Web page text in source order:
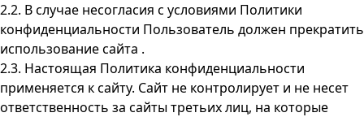
2.2. В случае несогласия с условиями Политики
конфиденциальности Пользователь должен прекратить
использование сайта .
2.3. Настоящая Политика конфиденциальности
применяется к сайту. Сайт не контролирует и не несет
ответственность за сайты третьих лиц, на которые